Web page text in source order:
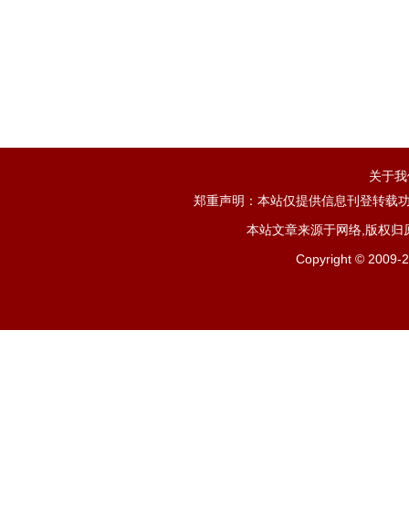
关于
郑重声明：本站仅提供信息刊登转载
本站文章来源于网络,版权
Copyright © 2009-